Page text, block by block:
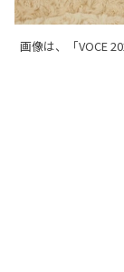
画像は、「VOCE